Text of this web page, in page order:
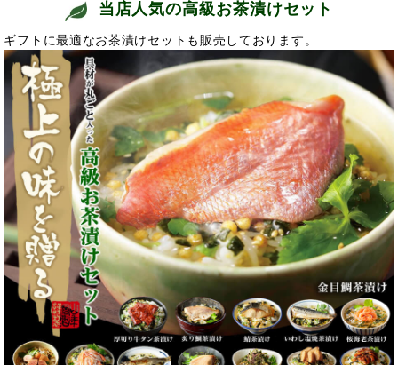
当店人気の高級お茶漬けセット
ギフトに最適なお茶漬けセットも販売しております。